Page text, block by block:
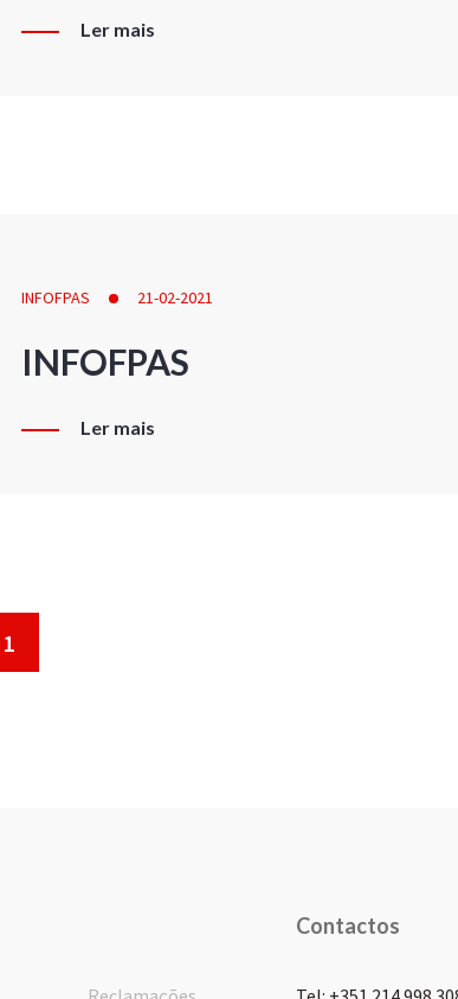
Ler mais
INFOFPAS 21-02-2021
INFOFPAS
Ler mais
1
Contactos